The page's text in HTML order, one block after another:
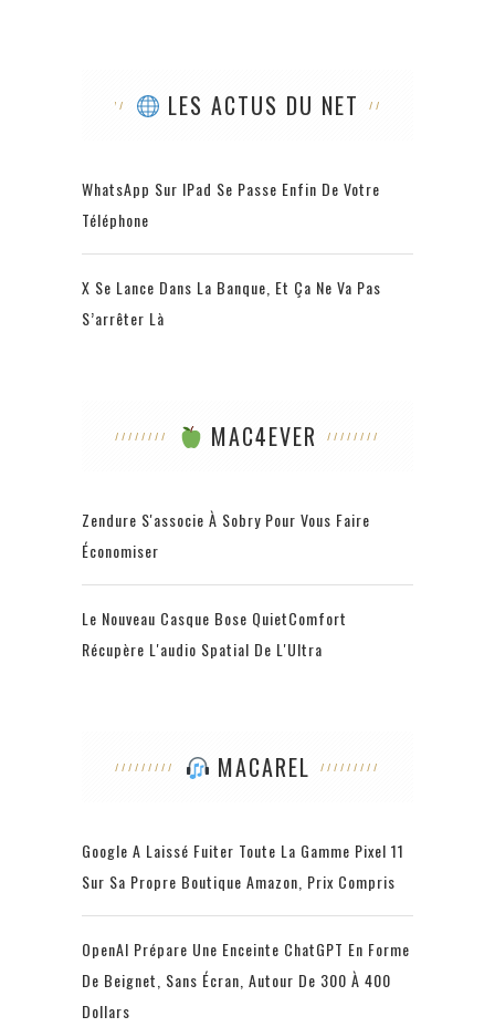
LES ACTUS DU NET
WhatsApp Sur IPad Se Passe Enfin De Votre
Téléphone
X Se Lance Dans La Banque, Et Ça Ne Va Pas
S’arrêter Là
MAC4EVER
Zendure S'associe À Sobry Pour Vous Faire
Économiser
Le Nouveau Casque Bose QuietComfort
Récupère L'audio Spatial De L'Ultra
MACAREL
Google A Laissé Fuiter Toute La Gamme Pixel 11
Sur Sa Propre Boutique Amazon, Prix Compris
OpenAI Prépare Une Enceinte ChatGPT En Forme
De Beignet, Sans Écran, Autour De 300 À 400
Dollars